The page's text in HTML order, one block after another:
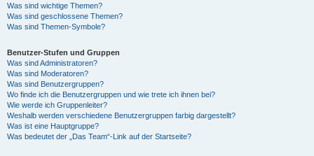
Was sind wichtige Themen?
Was sind geschlossene Themen?
Was sind Themen-Symbole?
Benutzer-Stufen und Gruppen
Was sind Administratoren?
Was sind Moderatoren?
Was sind Benutzergruppen?
Wo finde ich die Benutzergruppen und wie trete ich ihnen bei?
Wie werde ich Gruppenleiter?
Weshalb werden verschiedene Benutzergruppen farbig dargestellt?
Was ist eine Hauptgruppe?
Was bedeutet der „Das Team“-Link auf der Startseite?